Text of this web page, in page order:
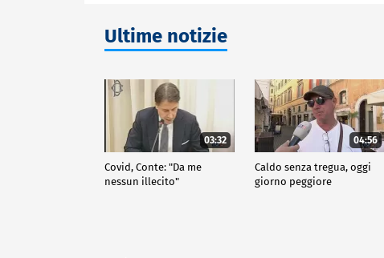
Ultime notizie
03:32
Covid, Conte: "Da me
nessun illecito"
04:56
Caldo senza tregua, oggi
giorno peggiore